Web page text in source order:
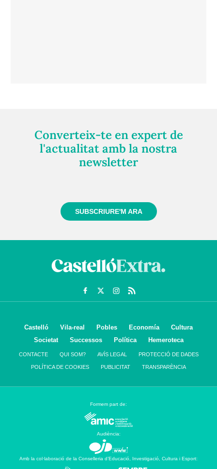
Converteix-te en expert de
l'actualitat amb la nostra
newsletter
SUBSCRIURE'M ARA
Castelló Vila-real Pobles Economía
Cultura
Societat
Successos Política Hemeroteca
CONTACTE QUI SOM? AVÍS LEGAL PROTECCIÓ DE DADES
POLÍTICA DE COOKIES PUBLICITAT TRANSPARÈNCIA
Formem part de:
Audiència:
Amb la col·laboració de la Conselleria d’Educació, Investigació, Cultura i Esport: